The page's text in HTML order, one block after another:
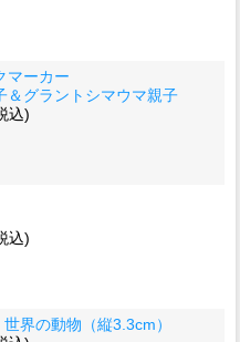
マーカー
＆グラントシマウマ親子
込)
込)
界の動物（縦3.3cm）